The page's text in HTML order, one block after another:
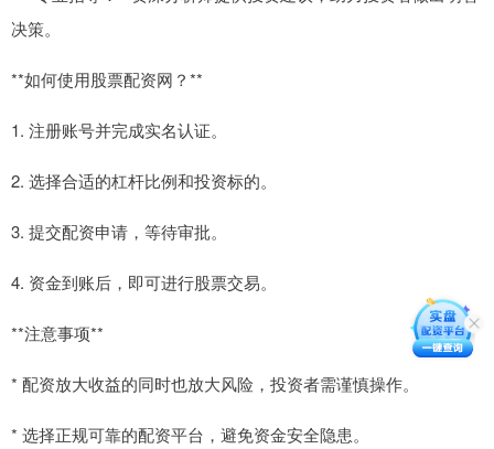
决策。
**如何使用股票配资网？**
1. 注册账号并完成实名认证。
2. 选择合适的杠杆比例和投资标的。
3. 提交配资申请，等待审批。
4. 资金到账后，即可进行股票交易。
**注意事项**
* 配资放大收益的同时也放大风险，投资者需谨慎操作。
* 选择正规可靠的配资平台，避免资金安全隐患。